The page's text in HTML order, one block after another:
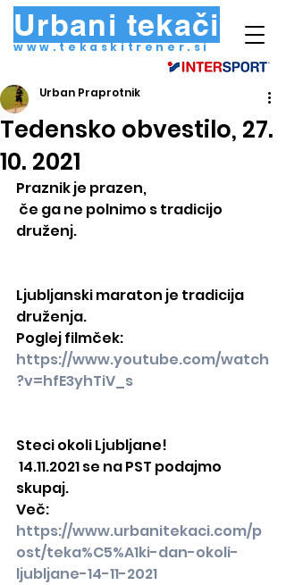
Urbani tekači
www.tekaskitrener.si
Tedensko obvestilo, 27.
10. 2021
Urban Praprotnik
Praznik je prazen,
druženj.
Ljubljanski maraton je tradicija
druženja.
Poglej filmček:
https://www.youtube.com/watch
?v=hfE3yhTiV_s
Steci okoli Ljubljane!
skupaj.
Več:
https://www.urbanitekaci.com/p
ost/teka%C5%A1ki-dan-okoli-
ljubljane-14-11-2021